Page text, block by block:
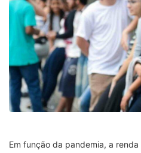
Em função da pandemia, a